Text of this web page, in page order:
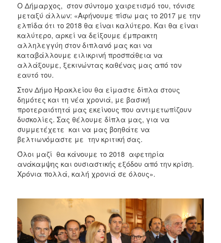
Ο Δήμαρχος, στον σύντομο χαιρετισμό του, τόνισε
μεταξύ άλλων: «Αφήνουμε πίσω μας το 2017 με την
ελπίδα ότι το 2018 θα είναι καλύτερο. Και θα είναι
καλύτερο, αρκεί να δείξουμε έμπρακτη
αλληλεγγύη στον διπλανό μας και να
καταβάλλουμε ειλικρινή προσπάθεια να
αλλάξουμε, ξεκινώντας καθένας μας από τον
εαυτό του.
Στον Δήμο Ηρακλείου θα είμαστε δίπλα στους
δημότες και τη νέα χρονιά, με βασική
προτεραιότητά μας εκείνους που αντιμετωπίζουν
δυσκολίες. Σας θέλουμε δίπλα μας, για να
συμμετέχετε και να μας βοηθάτε να
βελτιωνόμαστε με την κριτική σας.
Όλοι μαζί θα κάνουμε το 2018 αφετηρία
ανάκαμψης και ουσιαστικής εξόδου από την κρίση.
Χρόνια πολλά, καλή χρονιά σε όλους».